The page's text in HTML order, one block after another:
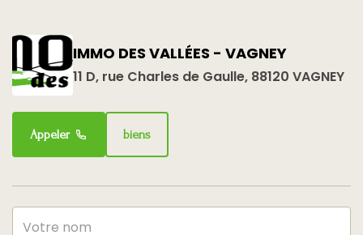
IMMO DES VALLÉES - VAGNEY
11 D, rue Charles de Gaulle, 88120 VAGNEY
Appeler biens